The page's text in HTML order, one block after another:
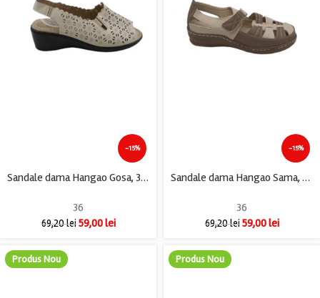
-15%
Sandale dama Hangao Gosa, 36, imitatie de piele, crem
36
69,20lei 59,00lei
-15%
Sandale dama Hangao Sama, 36, imitatie de piele, bej
36
69,20lei 59,00lei
Produs Nou Produs Nou